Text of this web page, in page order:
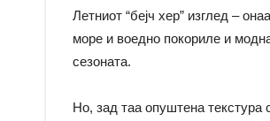
Летниот “бејч хер” изглед –
море и воедно покориле и
сезоната.
Но, зад таа опуштена